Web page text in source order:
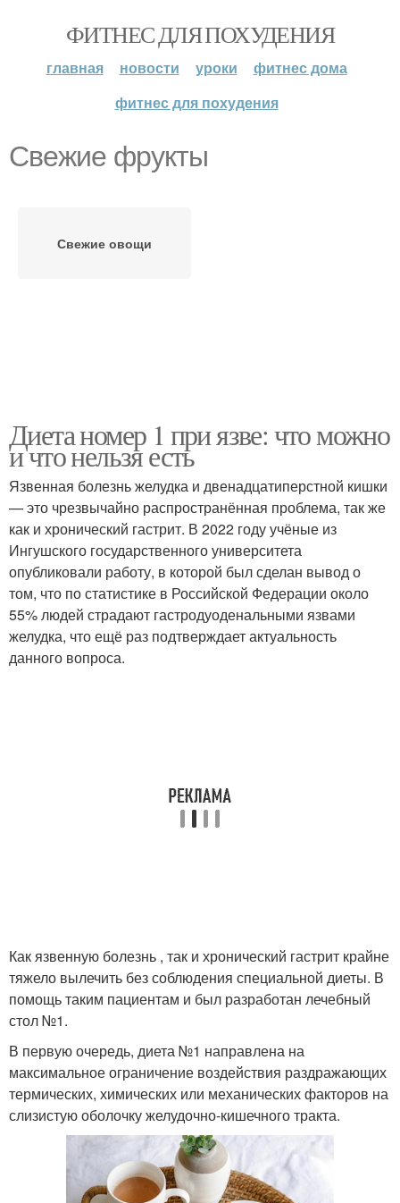
ФИТНЕС ДЛЯ ПОХУДЕНИЯ
главная новости уроки
фитнес дома
фитнес для похудения
Свежие фрукты
Свежие овощи
Диета номер 1 при язве: что можно
и что нельзя есть
Язвенная болезнь желудка и двенадцатиперстной кишки
— это чрезвычайно распространённая проблема, так же
как и хронический гастрит. В 2022 году учёные из
Ингушского государственного университета
опубликовали работу, в которой был сделан вывод о
том, что по статистике в Российской Федерации около
55% людей страдают гастродуоденальными язвами
желудка, что ещё раз подтверждает актуальность
данного вопроса.
Как язвенную болезнь , так и хронический гастрит крайне
тяжело вылечить без соблюдения специальной диеты. В
помощь таким пациентам и был разработан лечебный
стол №1.
В первую очередь, диета №1 направлена на
максимальное ограничение воздействия раздражающих
термических, химических или механических факторов на
слизистую оболочку желудочно-кишечного тракта.